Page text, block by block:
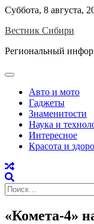
Skip
content
Суббота, 8 августа,
Вестник Сибири
Региональный
Авто и мото
Гаджеты
Знаменитости
Наука и
Интересное
Красота и
Найти:
«Комета-4»